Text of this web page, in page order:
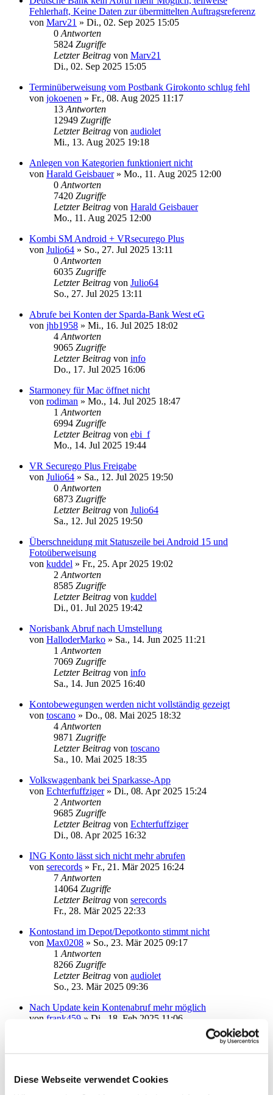
Diese Webseite verwendet Cookies
Fehlerhaft, Keine Daten zur übermittelten Auftragsreferenz
von Marv21 » Di., 02. Sep 2025 15:05
0 Antworten
5824 Zugriffe
Letzter Beitrag von Marv21
Di., 02. Sep 2025 15:05
Terminüberweisung vom Postbank Girokonto schlug fehl
von jokoenen » Fr., 08. Aug 2025 11:17
13 Antworten
12949 Zugriffe
Letzter Beitrag von audiolet
Mi., 13. Aug 2025 19:18
Anlegen von Kategorien funktioniert nicht
von Harald Geisbauer» Mo., 11. Aug 2025 12:00
0 Antworten
7420 Zugriffe
Letzter Beitrag von Harald Geisbauer
Mo., 11. Aug 2025 12:00
Kombi SM Android + VRsecurego Plus
von Julio64 » So., 27. Jul 2025 13:11
0 Antworten
6035 Zugriffe
Letzter Beitrag von Julio64
So., 27. Jul 2025 13:11
Abrufe bei Konten der Sparda-Bank West eG
von jhb1958 » Mi., 16. Jul 2025 18:02
4 Antworten
9065 Zugriffe
Letzter Beitrag von info
Do., 17. Jul 2025 16:06
Starmoney für Mac öffnet nicht
von rodiman » Mo., 14. Jul 2025 18:47
1 Antworten
6994 Zugriffe
Letzter Beitrag von ebi_f
Mo., 14. Jul 2025 19:44
VR Securego Plus Freigabe
von Julio64 » Sa., 12. Jul 2025 19:50
0 Antworten
6873 Zugriffe
Letzter Beitrag von Julio64
Sa., 12. Jul 2025 19:50
Überschneidung mit Statuszeile bei Android 15 und
Fotoüberweisung
von kuddel » Fr., 25. Apr 2025 19:02
2 Antworten
8585 Zugriffe
Letzter Beitrag von kuddel
Di., 01. Jul 2025 19:42
Norisbank Abruf nach Umstellung
von HalloderMarko » Sa., 14. Jun 2025 11:21
1 Antworten
7069 Zugriffe
Letzter Beitrag von info
Sa., 14. Jun 2025 16:40
Kontobewegungen werden nicht vollständig gezeigt
von toscano » Do., 08. Mai 2025 18:32
4 Antworten
9871 Zugriffe
Letzter Beitrag von toscano
Sa., 10. Mai 2025 18:35
Volkswagenbank bei Sparkasse-App
von Echterfuffziger» Di., 08. Apr 2025 15:24
2 Antworten
9685 Zugriffe
Letzter Beitrag von Echterfuffziger
Di., 08. Apr 2025 16:32
ING Konto lässt sich nicht mehr abrufen
von serecords » Fr., 21. Mär 2025 16:24
7 Antworten
14064 Zugriffe
Letzter Beitrag von serecords
Fr., 28. Mär 2025 22:33
Kontostand im Depot/Depotkonto stimmt nicht
von Max0208 » So., 23. Mär 2025 09:17
1 Antworten
8266 Zugriffe
Letzter Beitrag von audiolet
So., 23. Mär 2025 09:36
Nach Update kein Kontenabruf mehr möglich
von frank459 » Di., 18. Feb 2025 11:06
Letzter BeitragvonWolf21
USB Chipkartenleser